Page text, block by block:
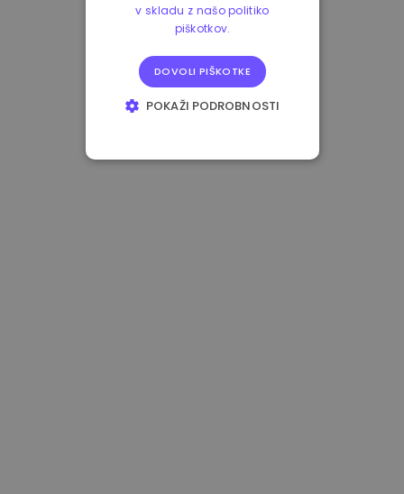
v skladu z našo politiko
piškotkov.
DOVOLI PIŠKOTKE
POKAŽI PODROBNOSTI